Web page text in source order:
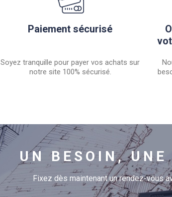
Paiement sécurisé
Soyez tranquille pour payer vos achats sur
notre site 100% sécurisé.
UN BESOIN,
Fixez dès maintenant un rendez-vous